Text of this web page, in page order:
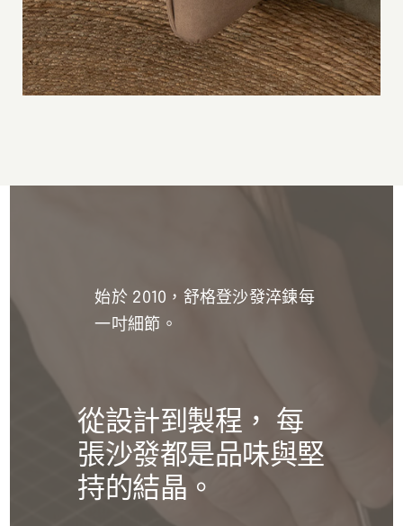
始於 2010，舒格登沙發淬鍊每
一吋細節。
從設計到製程， 每
張沙發都是品味與堅
持的結晶。